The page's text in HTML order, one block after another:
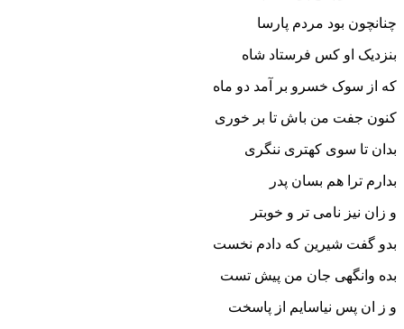
چنانچون بود مردم پارسا
بنزدیک او کس فرستاد شاه
که از سوک خسرو بر آمد دو ماه‏
کنون جفت من باش تا بر خورى
بدان تا سوى کهترى ننگرى‏
بدارم ترا هم بسان پدر
و زان نیز نامى تر و خوبتر
بدو گفت شیرین که دادم نخست
بده وانگهى جان من پیش تست‏
و ز ان پس نیاسایم از پاسخت